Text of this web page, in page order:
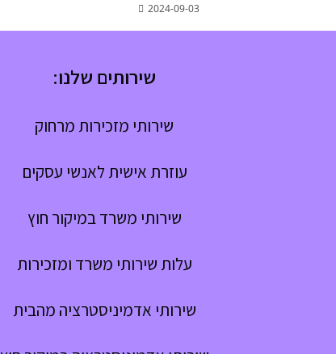
2024-09-03
שירותים שלנו:
שירותי מזכירות מרחוק
עוזרת אישית לאנשי עסקים
שירותי משרד במיקור חוץ
עלות שירותי משרד ומזכירות
שירותי אדמיניסטרציה מהבית